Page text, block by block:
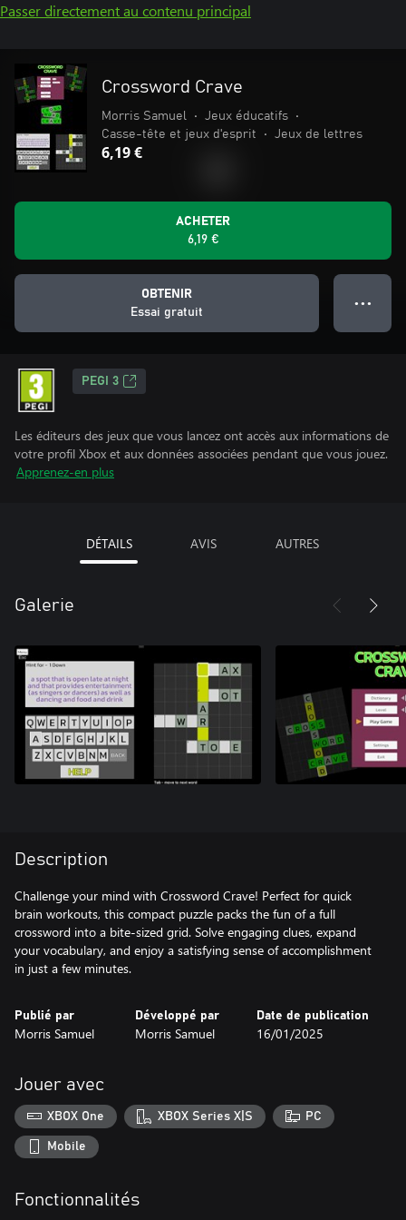
Passer directement au contenu principal
Crossword Crave
Morris Samuel • Jeux éducatifs
•
Casse-tête et jeux d'esprit
• Jeux de lettres
6,19 €
ACHETER
6,19 €
OBTENIR
Essai gratuit
● ● ●
PEGI 3
Les éditeurs des jeux que vous lancez ont accès aux informations de
votre profil Xbox et aux données associées pendant que vous jouez.
Apprenez-en plus
DÉTAILS AVIS AUTRES
Galerie
Description
Challenge your mind with Crossword Crave! Perfect for quick
brain workouts, this compact puzzle packs the fun of a full
crossword into a bite-sized grid. Solve engaging clues, expand
your vocabulary, and enjoy a satisfying sense of accomplishment
in just a few minutes.
Publié par
Morris Samuel
Développé par
Morris Samuel
Date de publication
16/01/2025
Jouer avec
XBOX One XBOX Series X|S PC
Mobile
Fonctionnalités